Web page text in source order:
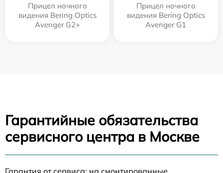
Прицел ночного
видения Bering Optics
Avenger G2+
Прицел ночного
видения Bering Optics
Avenger G1
Гарантийные обязательства
сервисного центра в Москве
Гарантия от сервиса: на смонтированные